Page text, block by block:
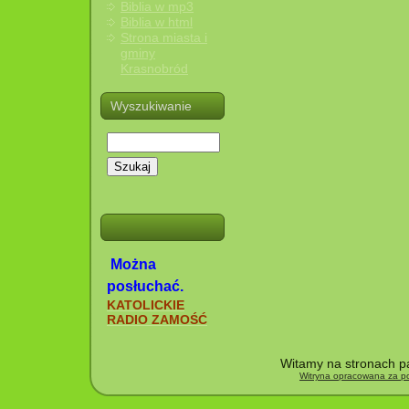
Biblia w mp3
Biblia w html
Strona miasta i
gminy
Krasnobród
Wyszukiwanie
Szukaj
Można
posłuchać.
KATOLICKIE
RADIO ZAMOŚĆ
Witamy na stronach
Witryna opracowana za